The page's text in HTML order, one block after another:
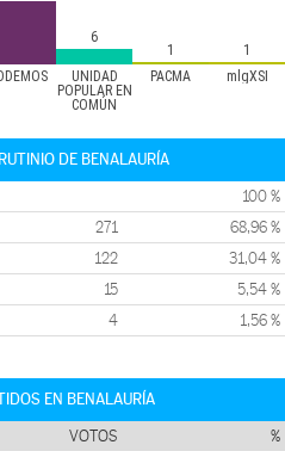
UNIDAD
POPULAR EN
COMÚN
PACMA mlgXSÍ
6
1 1
DE BENALAURÍA
100 %
271 68,96 %
122 31,04 %
15 5,54 %
4 1,56 %
EN BENALAURÍA
VOTOS %